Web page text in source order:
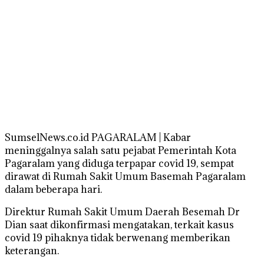
SumselNews.co.id PAGARALAM | Kabar
meninggalnya salah satu pejabat Pemerintah Kota
Pagaralam yang diduga terpapar covid 19, sempat
dirawat di Rumah Sakit Umum Basemah Pagaralam
dalam beberapa hari.
Direktur Rumah Sakit Umum Daerah Besemah Dr
Dian saat dikonfirmasi mengatakan, terkait kasus
covid 19 pihaknya tidak berwenang memberikan
keterangan.